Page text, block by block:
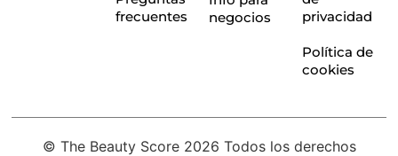
frecuentes
negocios
privacidad
Política de
cookies
© The Beauty Score 2026 Todos los derechos